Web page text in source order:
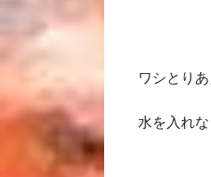
ワシとり
水を入れ